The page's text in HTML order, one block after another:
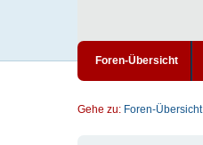
Foren-Übersicht
Gehe zu: Foren-Übersicht